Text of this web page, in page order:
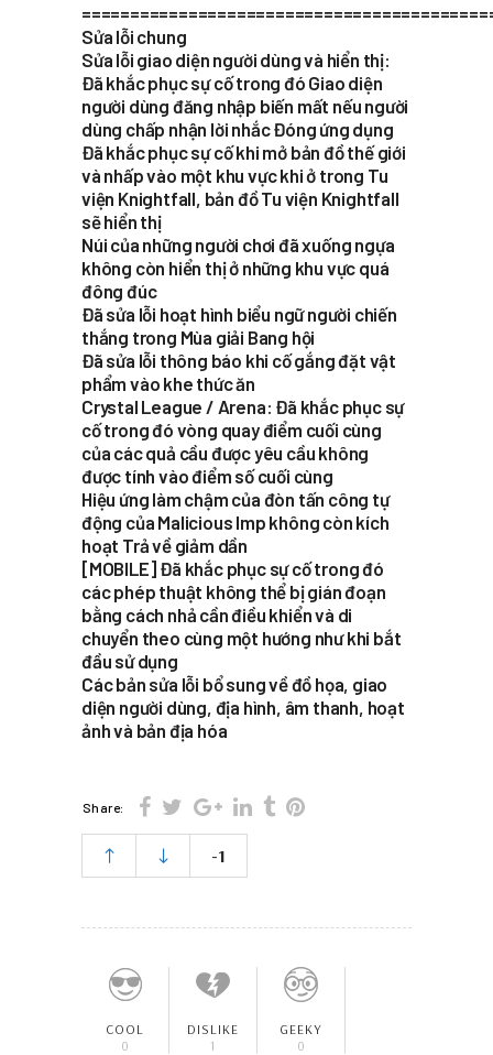
Sửa lỗi chung
Sửa lỗi giao diện người dùng và hiển thị:
Đã khắc phục sự cố trong đó Giao diện
người dùng đăng nhập biến mất nếu người
dùng chấp nhận lời nhắc Đóng ứng dụng
Đã khắc phục sự cố khi mở bản đồ thế giới
và nhấp vào một khu vực khi ở trong Tu
viện Knightfall, bản đồ Tu viện Knightfall
sẽ hiển thị
Núi của những người chơi đã xuống ngựa
không còn hiển thị ở những khu vực quá
đông đúc
Đã sửa lỗi hoạt hình biểu ngữ người chiến
thắng trong Mùa giải Bang hội
Đã sửa lỗi thông báo khi cố gắng đặt vật
phẩm vào khe thức ăn
Crystal League / Arena: Đã khắc phục sự
cố trong đó vòng quay điểm cuối cùng
của các quả cầu được yêu cầu không
được tính vào điểm số cuối cùng
Hiệu ứng làm chậm của đòn tấn công tự
động của Malicious Imp không còn kích
hoạt Trả về giảm dần
[MOBILE] Đã khắc phục sự cố trong đó
các phép thuật không thể bị gián đoạn
bằng cách nhả cần điều khiển và di
chuyển theo cùng một hướng như khi bắt
đầu sử dụng
Các bản sửa lỗi bổ sung về đồ họa, giao
diện người dùng, địa hình, âm thanh, hoạt
ảnh và bản địa hóa
Share:
-1
COOL
0
DISLIKE
1
GEEKY
0